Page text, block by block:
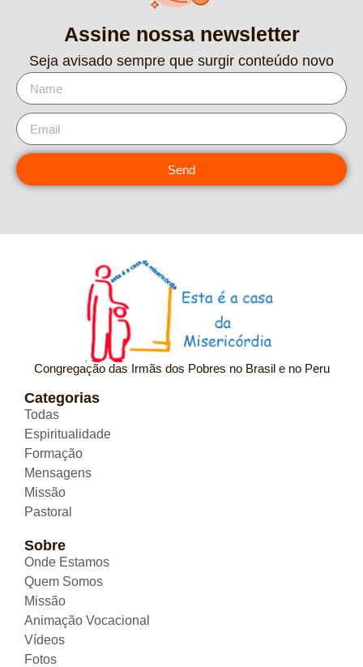
Assine nossa newsletter
Seja avisado sempre que surgir conteúdo novo
Send
Congregação das Irmãs dos Pobres no Brasil e no Peru
Categorias
Todas
Espiritualidade
Formação
Mensagens
Missão
Pastoral
Sobre
Onde Estamos
Quem Somos
Missão
Animação Vocacional
Vídeos
Fotos